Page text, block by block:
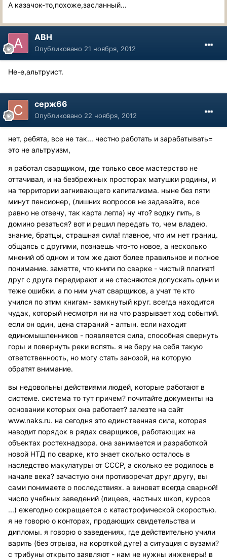
А казачок-то,похоже,засланный...
АВН
Опубликовано 21 ноября, 2012
Не-е,альтруист.
серж66
Опубликовано 22 ноября, 2012
нет, ребята, все не так... честно работать и зарабатывать=
это не альтруизм,
я работал сварщиком, где только свое мастерство не
оттачивал, и на безбрежных просторах матушки родины, и
на территории загнивающего капитализма. ныне без пяти
минут пенсионер, (лишних вопросов не задавайте, все
равно не отвечу, так карта легла) ну что? водку пить, в
домино резаться? вот и решил передать то, чем владею.
знание, братцы, страшная сила! главное, что им нет границ.
общаясь с другими, познаешь что-то новое, а несколько
мнений об одном и том же дают более правильное и полное
понимание. заметте, что книги по сварке - чистый плагиат!
друг с друга передирают и не стесняются допускать одни и
теже ошибки. а по ним учат сварщиков, а учат те кто
учился по этим книгам- замкнутый круг. всегда находится
чудак, который несмотря ни на что разрывает ход событий.
если он один, цена стараний - алтын. если находит
единомышленников - появляется сила, способная свернуть
горы и повернуть реки вспять. я не беру на себя такую
ответственность, но могу стать занозой, на которую
обратят внимание.
вы недовольны действиями людей, которые работают в
системе. система то тут причем? почитайте документы на
основании которых она работает? залезте на сайт
www.naks.ru. на сегодня это единственная сила, которая
наводит порядок в рядах сварщиков, работающих на
объектах ростехнадзора. она занимается и разработкой
новой НТД по сварке, кто знает сколько осталось в
наследство макулатуры от СССР, а сколько ее родилось в
начале века? зачастую они противоречат друг другу, вы
сами понимаете о последствиях. а виноват всегда сварной!
число учебных заведений (лицеев, частных школ, курсов
...) ежегодно сокращается с катастрофической скоростью.
я не говорю о конторах, продающих свидетельства и
дипломы. я говорю о заведениях, где действительно учили
варить (без отрыва, на короткой дуге) а ситуация с вузами?
с трибуны открыто заявляют - нам не нужны инженеры! в